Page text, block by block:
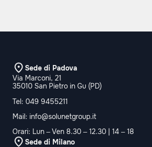
Sede di Padova
Via Marconi, 21
35010 San Pietro in Gu (PD)
Tel: 049 9455211
Mail: info@solunetgroup.it
Orari: Lun – Ven 8.30 – 12.30 | 14 – 18
Sede di Milano